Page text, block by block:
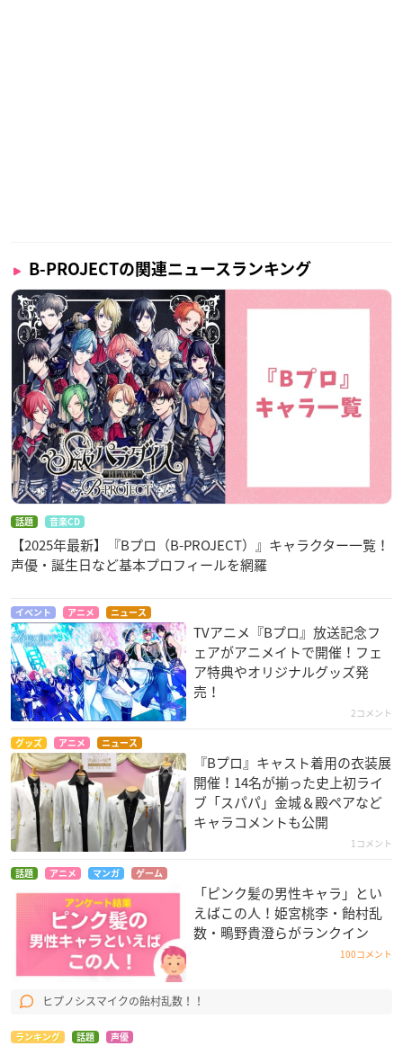
B-PROJECTの関連ニュースランキング
話題 音楽CD
【2025年最新】『Bプロ（B-PROJECT）』キャラクター一覧！
声優・誕生日など基本プロフィールを網羅
イベント アニメ ニュース
TVアニメ『Bプロ』放送記念フ
ェアがアニメイトで開催！フェ
ア特典やオリジナルグッズ発
売！
2コメント
グッズ アニメ ニュース
『Bプロ』キャスト着用の衣装展
開催！14名が揃った史上初ライ
ブ「スパパ」金城＆殿ペアなど
キャラコメントも公開
1コメント
話題 アニメ マンガ ゲーム
「ピンク髪の男性キャラ」とい
えばこの人！姫宮桃李・飴村乱
数・鴫野貴澄らがランクイン
100コメント
ヒプノシスマイクの飴村乱数！！
ランキング 話題 声優